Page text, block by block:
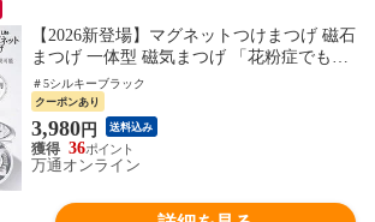
【2026新登場】マグネットつけまつげ 磁石
まつげ 一体型 磁気まつげ 「花粉症でも快
適」 接着剤不要 束感 まつ毛 軽量 磁石 マ
グネット つけまつげ 繰り返し使える 負担
軽減 時短 メイク 初心者 痛くない 自然 セ
ルフ TOKAIZ Lite
＃5シルキーブラック
クーポンあり
3,980円 送料込み
36
万通オンライン